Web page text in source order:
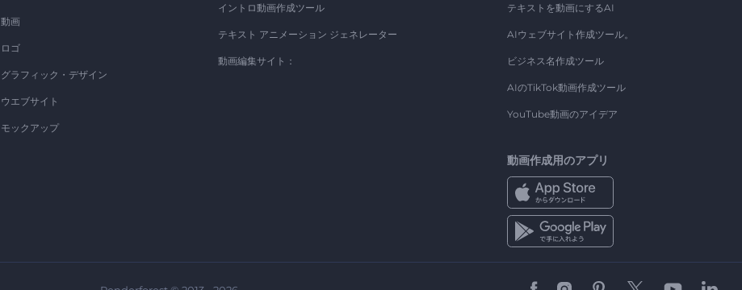
動画
ロゴ
グラフィック・デザイン
ウエブサイト
モックアップ
イントロ動画作成ツール
テキスト アニメーション ジェネレーター
動画編集サイト：
テキストを動画にするAI
AIウェブサイト作成ツール。
ビジネス名作成ツール
AIのTikTok動画作成ツール
YouTube動画のアイデア
動画作成用のアプリ